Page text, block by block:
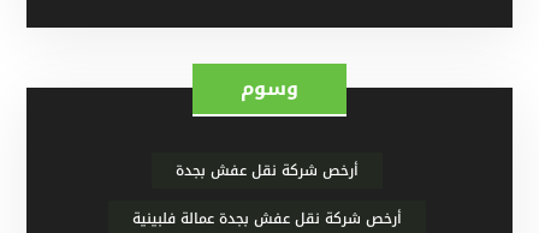
وسوم
أرخص شركة نقل عفش بجدة
أرخص شركة نقل عفش بجدة عمالة فلبينية